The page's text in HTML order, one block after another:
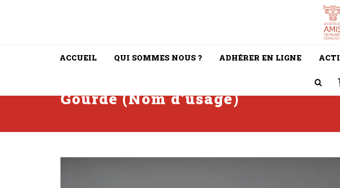
ACCUEIL QUI SOMMES NOUS ? ADHÉRER EN LIGNE
Gourde (Nom d’usage)